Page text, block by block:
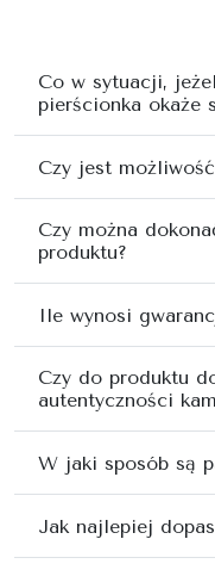
Co w sytuacji,
pierścionka okaże
Czy jest
Czy można
produktu?
Ile wynosi
Czy do produktu
autentyczności
W jaki sposób są
Jak najlepiej